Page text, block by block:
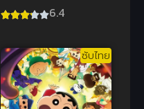
Nowhere
Courage ซับ
ไทยฟรี
6.4
ซับไทย